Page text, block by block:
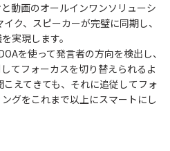
動画のオールインワンソリューシ
ク、スピーカーが完璧に同期し、
実現します。
を使って発言者の方向を検出し、
てフォーカスを切り替えられるよ
えてきても、それに追従してフォ
グをこれまで以上にスマートにし